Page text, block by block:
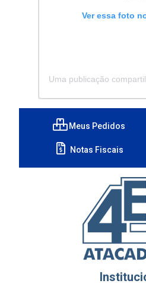
Ver essa foto
Meus Pedidos
Notas Fiscais